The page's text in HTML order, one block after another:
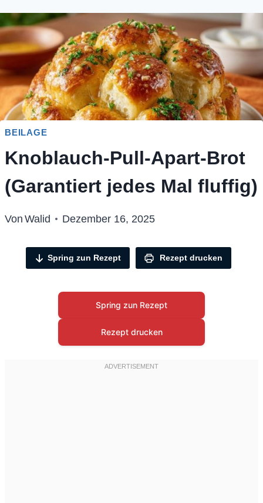
BEILAGE
Knoblauch-Pull-Apart-Brot
(Garantiert jedes Mal fluffig)
Von Walid Dezember 16, 2025
Spring zun Rezept Rezept drucken
Spring zun Rezept
Rezept drucken